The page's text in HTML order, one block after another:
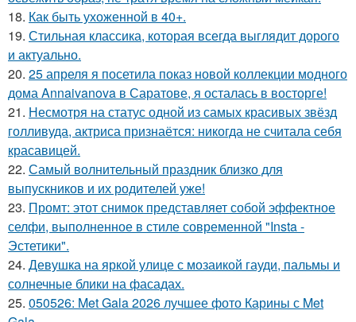
18. Как быть ухоженной в 40+.
19. Стильная классика, которая всегда выглядит дорого
и актуально.
20. 25 апреля я посетила показ новой коллекции модного
дома Annaivanova в Саратове, я осталась в восторге!
21. Несмотря на статус одной из самых красивых звёзд
голливуда, актриса признаётся: никогда не считала себя
красавицей.
22. Самый волнительный праздник близко для
выпускников и их родителей уже!
23. Промт: этот снимок представляет собой эффектное
селфи, выполненное в стиле современной "Insta -
Эстетики".
24. Девушка на яркой улице с мозаикой гауди, пальмы и
солнечные блики на фасадах.
25. 050526: Met Gala 2026 лучшее фото Карины с Met